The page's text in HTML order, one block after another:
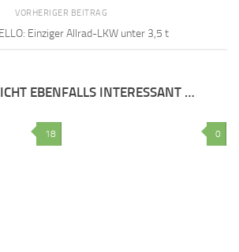
VORHERIGER BEITRAG
Einziger Allrad-LKW unter 3,5 t
EBENFALLS INTERESSANT …
18 0